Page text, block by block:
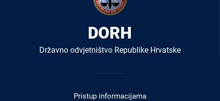
DORH
Državno odvjetništvo Republike Hrvatske
Pristup informacijama